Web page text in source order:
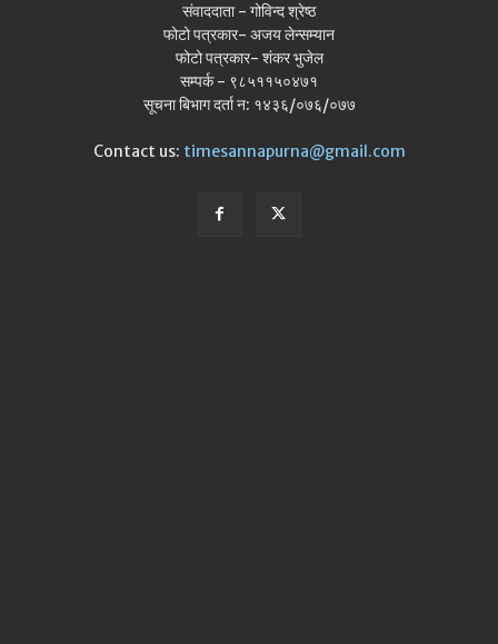
संवाददाता - गोविन्द श्रेष्ठ
फोटो पत्रकार- अजय लेन्सम्यान
फोटो पत्रकार- शंकर भुजेल
सम्पर्क - ९८५११५०४७१
सूचना बिभाग दर्ता न: १४३६/०७६/०७७
Contact us: timesannapurna@gmail.com